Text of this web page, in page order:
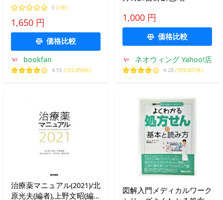
の生き残り戦略/渡部正之
0 (1件)
1,650 円
価格比較
bookfan
4.55 (125,859件)
1,000 円
価格比較
ネオウィング Yahoo!店
4.28 (109,007件)
治療薬マニュアル(2021)/北
原光夫(編者),上野文昭(編
図解入門メディカルワーク